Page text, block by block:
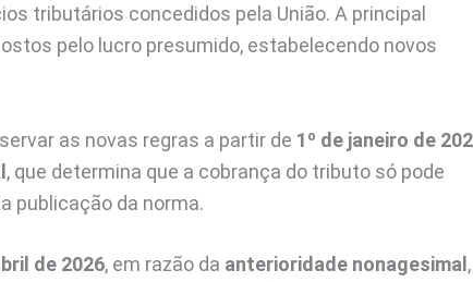
tributários concedidos pela União. A principal
pelo lucro presumido, estabelecendo novos
as novas regras a partir de 1º de janeiro de
, que determina que a cobrança do tributo só pode
publicação da norma.
de 2026, em razão da anterioridade nonagesimal,